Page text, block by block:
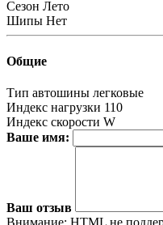
Сезон Лето
Шипы Нет
Общие
Тип автошины легковые
Индекс нагрузки 110
Индекс скорости W
Ваше имя:
Ваш отзыв
Внимание: HTML не